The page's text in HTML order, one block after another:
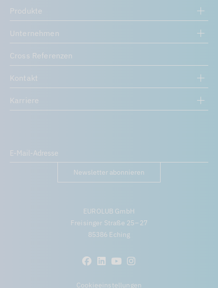
Produkte
Unternehmen
Cross Referenzen
Kontakt
Karriere
Newsletter abonnieren
EUROLUB GmbH
Freisinger Straße 25 – 27
85386 Eching
Cookieeinstellungen